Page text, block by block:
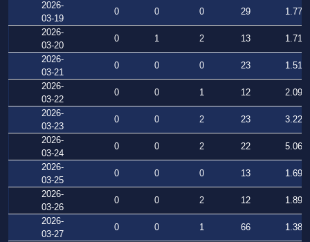
2026-
03-19
0 0 0 29
1.777
2026-
03-20
0 1 2 13
1.718
2026-
03-21
0 0 0 23
1.513
2026-
03-22
0 0 1 12
2.098
2026-
03-23
0 0 2 23
3.223
2026-
03-24
0 0 2 22
5.067
2026-
03-25
0 0 0 13
1.691
2026-
03-26
0 0 2 12
1.899
2026-
03-27
0 0 1 66
1.382